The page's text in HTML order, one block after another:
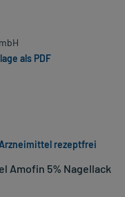
als PDF
Amofin 5% Nagellack
rezeptfrei